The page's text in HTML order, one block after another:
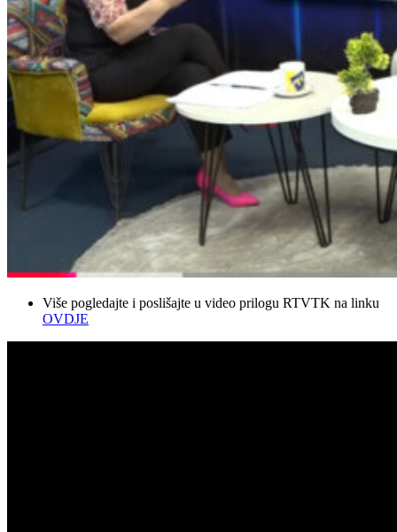
Više pogledajte i poslišajte u video prilogu RTVTK na linku
OVDJE